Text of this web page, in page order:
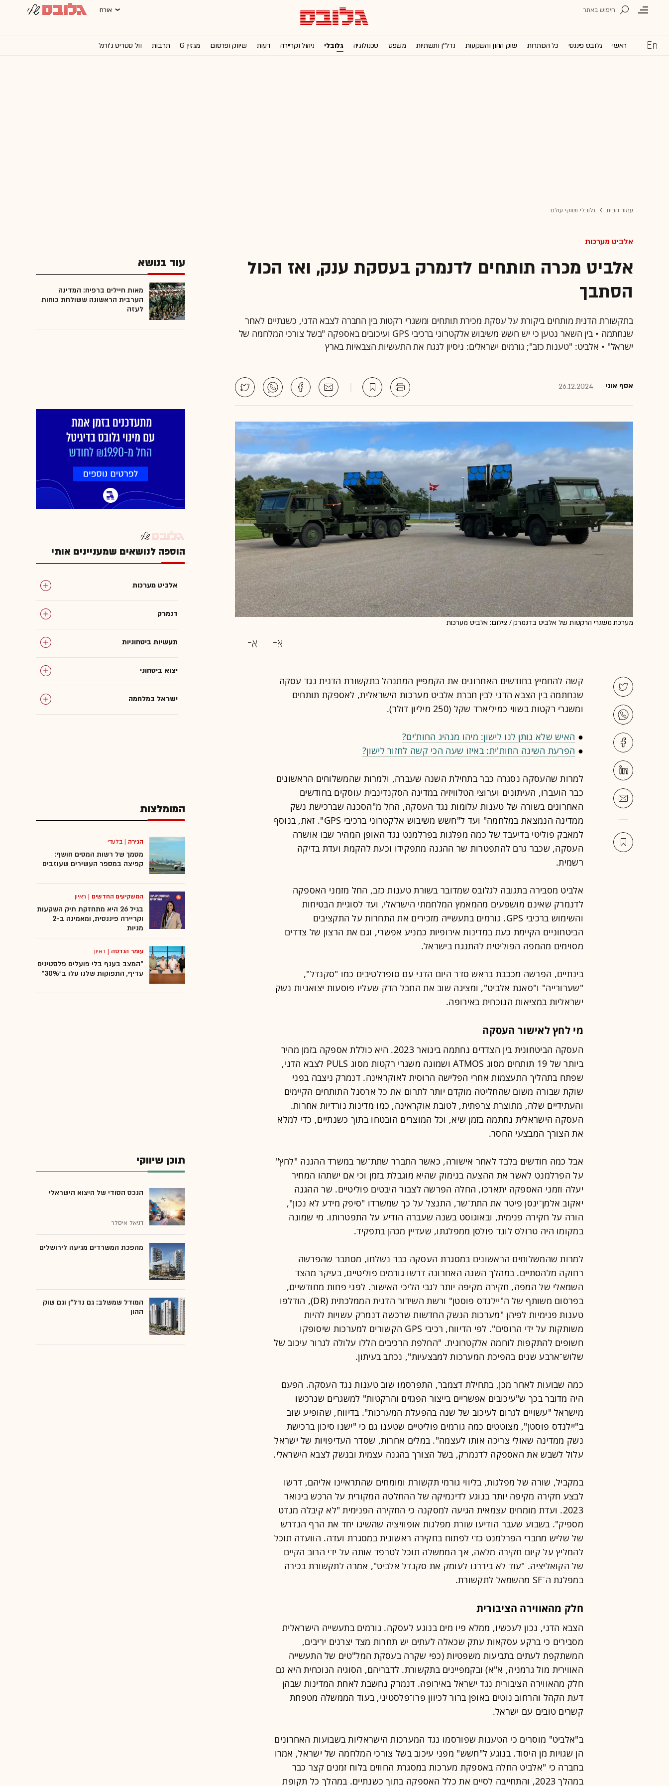
אורח
ראשי גלובס פיננסי כל הכותרות שוק ההון והשקעות נדל''ן ותשתיות משפט טכנולוגיה גלובלי ניהול וקריירה דעות שיווק ופרסום מגזין G תרבות וול סטריט ג'ורנל
עמוד הבית גלובלי ושוקי עולם
אלביט מערכות
אלביט מכרה תותחים לדנמרק בעסקת ענק, ואז הכול
הסתבך
בתקשורת הדנית מותחים ביקורת על עסקת מכירת תותחים ומשגרי רקטות בין החברה לצבא הדני, כשנתיים לאחר
שנחתמה • בין השאר נטען כי יש חשש משיבוש אלקטרוני ברכיבי GPS ועיכובים באספקה "בשל צורכי המלחמה של
ישראל" • אלביט: "טענות כזב"; גורמים ישראלים: ניסיון לנגח את התעשיות הצבאיות בארץ
אסף אוני 26.12.2024
מערכת משגרי הרקטות של אלביט בדנמרק / צילום: אלביט מערכות
קשה להחמיץ בחודשים האחרונים את הקמפיין המתנהל בתקשורת הדנית נגד עסקה
שנחתמה בין הצבא הדני לבין חברת אלביט מערכות הישראלית, לאספקת תותחים
ומשגרי רקטות בשווי כמיליארד שקל (250 מיליון דולר).
● האיש שלא נותן לנו לישון: מיהו מנהיג החות'ים?
● הפרעת השינה החות'ית: באיזו שעה הכי קשה לחזור לישון?
למרות שהעסקה נסגרה כבר בתחילת השנה שעברה, ולמרות שהמשלוחים הראשונים
כבר הועברו, העיתונים וערוצי הטלוויזיה במדינה הסקנדינבית עוסקים בחודשים
האחרונים בשורה של טענות עלומות נגד העסקה, החל מ"הסכנה שברכישת נשק
ממדינה הנמצאת במלחמה" ועד ל"חשש משיבוש אלקטרוני ברכיבי GPS". זאת, בנוסף
למאבק פוליטי בדיעבד של כמה מפלגות בפרלמנט נגד האופן המהיר שבו אושרה
העסקה, שכבר גרם להתפטרות שר ההגנה מתפקידו וכעת להקמת ועדת בדיקה
רשמית.
אלביט מסבירה בתגובה לגלובס שמדובר בשורת טענות כזב, החל מזמני האספקה
לדנמרק שאינם מושפעים מהמאמץ המלחמתי הישראלי, ועד לסוגיית הבטיחות
והשימוש ברכיבי GPS. גורמים בתעשייה מזכירים את התחרות על התקציבים
הביטחוניים הקיימת כעת במדינות אירופיות כמניע אפשרי, וגם את הרצון של צדדים
מסוימים מהמפה הפוליטית להתנגח בישראל.
בינתיים, הפרשה מככבת בראש סדר היום הדני עם סופרלטיבים כמו "סקנדל",
"שערורייה" ו"סאגת אלביט", ומציגה שוב את החבל הדק שעליו פוסעות יצואניות נשק
ישראליות במציאות הנוכחית באירופה.
מי לחץ לאישור העסקה
העסקה הביטחונית בין הצדדים נחתמה בינואר 2023. היא כוללת אספקה בזמן מהיר
ביותר של 19 תותחים מסוג ATMOS ושמונה משגרי רקטות מסוג PULS לצבא הדני,
שפתח בתהליך התעצמות אחרי הפלישה הרוסית לאוקראינה. דנמרק ניצבה בפני
שוקת שבורה משום שהחליטה מוקדם יותר לתרום את כל ארסנל התותחים הקיימים
והעתידיים שלה, מתוצרת צרפתית, לטובת אוקראינה, כמו מדינות נורדיות אחרות.
העסקה הישראלית נחתמה בזמן שיא, וכל המוצרים הובטחו בתוך כשנתיים, כדי למלא
את הצורך המבצעי החסר.
אבל כמה חודשים בלבד לאחר אישורה, כאשר התברר שתת־שר במשרד ההגנה "לחץ"
על הפרלמנט לאשר את ההצעה בנימוק שהיא מוגבלת בזמן וכי אם ישתהו המחיר
יעלה וזמני האספקה יתארכו, החלה הפרשה לצבור היבטים פוליטיים. שר ההגנה
יאקוב אלמן־ינסן פיטר את התת־שר, התנצל על כך שמשרדו "סיפק מידע לא נכון",
הורה על חקירה פנימית, ובאוגוסט בשנה שעברה הודיע על התפטרותו. מי שמונה
במקומו היה טרולס לונד פולסן ממפלגתו, שעדיין מכהן בתפקיד.
למרות שהמשלוחים הראשונים במסגרת העסקה כבר נשלחו, מסתבר שהפרשה
רחוקה מלהסתיים. במהלך השנה האחרונה דרשו גורמים פוליטיים, בעיקר מהצד
השמאלי של המפה, חקירה מקיפה יותר לגבי הליכי האישור. לפני פחות מחודשיים,
בפרסום משותף של ה"יילנדס פוסטן" ורשת השידור הדנית הממלכתית (DR), הודלפו
טענות פנימיות לפיהן "מערכות הנשק החדשות שרכשה דנמרק עשויות להיות
משותקות על ידי הרוסים". לפי הדיווח, רכיבי GPS הקשורים למערכות שיסופקו
חשופים להתקפות לוחמה אלקטרונית. "החלפת הרכיבים הללו עלולה לגרור עיכוב של
שלוש־ארבע שנים בהפיכת המערכות למבצעיות", נכתב בעיתון.
כמה שבועות לאחר מכן, בתחילת דצמבר, התפרסמו שוב טענות נגד העסקה. הפעם
היה מדובר בכך ש"עיכובים אפשריים בייצור הפגזים והרקטות" למשגרים שנרכשו
מישראל "עשויים לגרום לעיכוב של שנה בהפעלת המערכות". בדיווח, שהופיע שוב
ב"יילנדס פוסטן", מצוטטים כמה גורמים פוליטיים שטענו גם כי "ישנו סיכון ברכישת
נשק ממדינה שאולי צריכה אותו לעצמה". במלים אחרות, שסדר העדיפויות של ישראל
עלול לשבש את האספקה לדנמרק, בשל הצורך בהגנה עצמית ובנשק לצבא הישראלי.
במקביל, שורה של מפלגות, בליווי גורמי תקשורת ומומחים שהתראיינו אליהם, דרשו
לבצע חקירה מקיפה יותר בנוגע לדינמיקה של ההחלטה המקורית על הרכש בינואר
2023. ועדת מומחים עצמאית הגיעה למסקנה כי החקירה הפנימית "לא קיבלה מנדט
מספיק". בשבוע שעבר הודיעו שורת מפלגות אופוזיציה שהשיגו יחד את הרף הנדרש
של שליש מחברי הפרלמנט כדי לפתוח בחקירה ראשונית במסגרת ועדה. הוועדה תוכל
להמליץ על קיום חקירה מלאה, אך הממשלה תוכל לטרפד אותה על ידי הרוב הקיים
של הקואליציה. "עוד לא ביררנו לעומק את סקנדל אלביט", אמרה לתקשורת בכירה
במפלגת ה־SF מהשמאל לתקשורת.
חלק מהאווירה הציבורית
הצבא הדני, נכון לעכשיו, ממלא פיו מים בנוגע לעסקה. גורמים בתעשייה הישראלית
מסבירים כי ברקע עסקאות עתק שכאלה לעתים יש תחרות מצד יצרנים יריבים,
המשתקפת לעתים בתביעות משפטיות (כפי שקרה בעסקת המל"טים של התעשייה
האווירית מול גרמניה, א"א) ובקמפיינים בתקשורת. לדבריהם, הסוגיה הנוכחית היא גם
חלק מהאווירה הציבורית נגד ישראל באירופה. דנמרק נחשבת לאחת המדינות שבהן
דעת הקהל והרחוב נוטים באופן ברור לכיוון פרו־פלסטיני, בעוד הממשלה מטפחת
קשרים טובים עם ישראל.
ב"אלביט" מוסרים כי הטענות שפורסמו נגד המערכות הישראליות בשבועות האחרונים
הן שגויות מן היסוד. בנוגע ל"חשש" מפני עיכוב בשל צורכי המלחמה של ישראל, אמרו
בחברה כי "אלביט החלה באספקת מערכות במסגרת החוזים בלוח זמנים קצר כבר
במהלך 2023, והתחייבה לסיים את כלל האספקה בתוך כשנתיים. במהלך כל תקופת
עוד בנושא
מאות חיילים ברפיח: המדינה
הערבית הראשונה ששולחת כוחות
לעזה
הוספה לנושאים שמעניינים אותי
אלביט מערכות
דנמרק
תעשיות ביטחוניות
יצוא ביטחוני
ישראל במלחמה
המומלצות
הגירה |בלעדי
מסמך של רשות המסים חושף:
קפיצה במספר העשירים שעוזבים
המשקיעים החדשים | ראיון
בגיל 26 היא מתחזקת תיק השקעות
וקריירה פיננסית, ומאמינה ב-2
מניות
עומר הנדסה | ראיון
"המצב בענף בלי פועלים פלסטינים
עדיף, התפוקות שלנו עלו ב־30%"
תוכן שיווקי
הנכס הסודי של היצוא הישראלי
דניאל איסלר
מהפכת המשרדים מגיעה לירושלים
המודל שמשלב: גם נדל"ן וגם שוק
ההון